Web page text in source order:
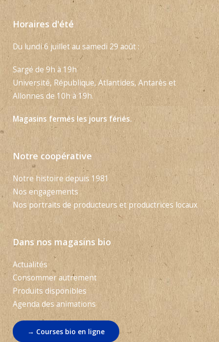
Horaires d'été
Du lundi 6 juillet au samedi 29 août :
Sargé de 9h à 19h
Université, République, Atlantides, Antarès et
Allonnes de 10h à 19h.
Magasins fermés les jours fériés.
Notre coopérative
Notre histoire depuis 1981
Nos engagements
Nos portraits de producteurs et productrices locaux
Dans nos magasins bio
Actualités
Consommer autrement
Produits disponibles
Agenda des animations
→ Courses bio en ligne